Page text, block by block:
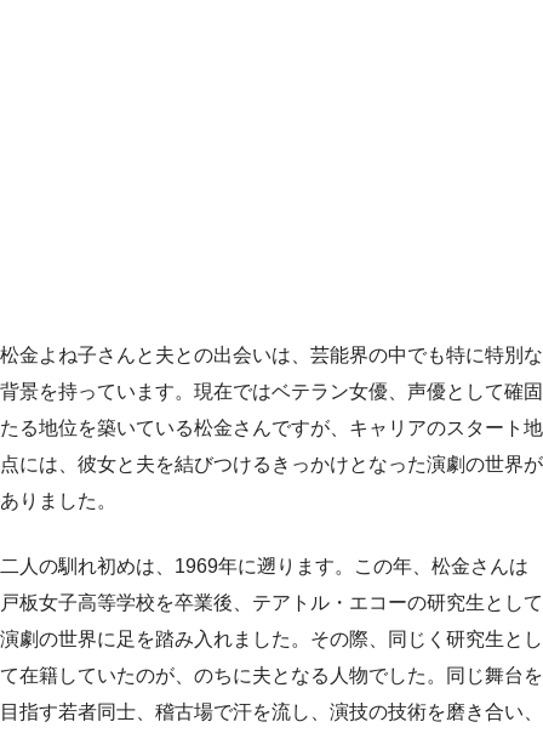
松金よね子さんと夫との出会いは、芸能界の中でも特に特別な
背景を持っています。現在ではベテラン女優、声優として確固
たる地位を築いている松金さんですが、キャリアのスタート地
点には、彼女と夫を結びつけるきっかけとなった演劇の世界が
ありました。
二人の馴れ初めは、1969年に遡ります。この年、松金さんは
戸板女子高等学校を卒業後、テアトル・エコーの研究生として
演劇の世界に足を踏み入れました。その際、同じく研究生とし
て在籍していたのが、のちに夫となる人物でした。同じ舞台を
目指す若者同士、稽古場で汗を流し、演技の技術を磨き合い、